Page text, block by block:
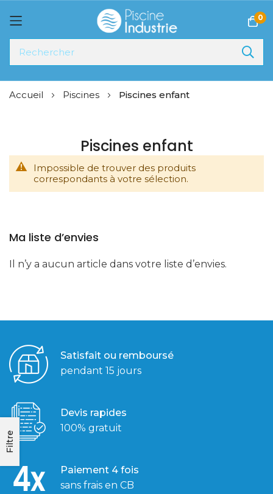
0
Allez
Accueil Piscines Piscines enfant
Piscines enfant
Impossible de trouver des produits
correspondants à votre sélection.
Filtre
Ma liste d’envies
Il n’y a aucun article dans votre liste d’envies.
Satisfait ou remboursé
pendant 15 jours
Devis rapides
100% gratuit
Paiement 4 fois
sans frais en CB